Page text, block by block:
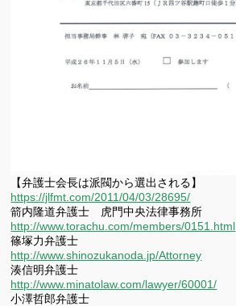
【弁護士会長は派閥から選出される】
https://jlfmt.com/2011/04/03/28695/
箭内隆道弁護士 虎門中央法律事務所
http://www.torachu.com/members/0151.html
篠塚力弁護士
http://www.shinozukanoda.jp/Attorney
湊信明弁護士
http://www.minatolaw.com/lawyer/60001/
小澤哲郎弁護士